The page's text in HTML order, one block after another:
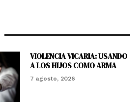
VIOLENCIA VICARIA: USANDO
A LOS HIJOS COMO ARMA
7 agosto, 2026